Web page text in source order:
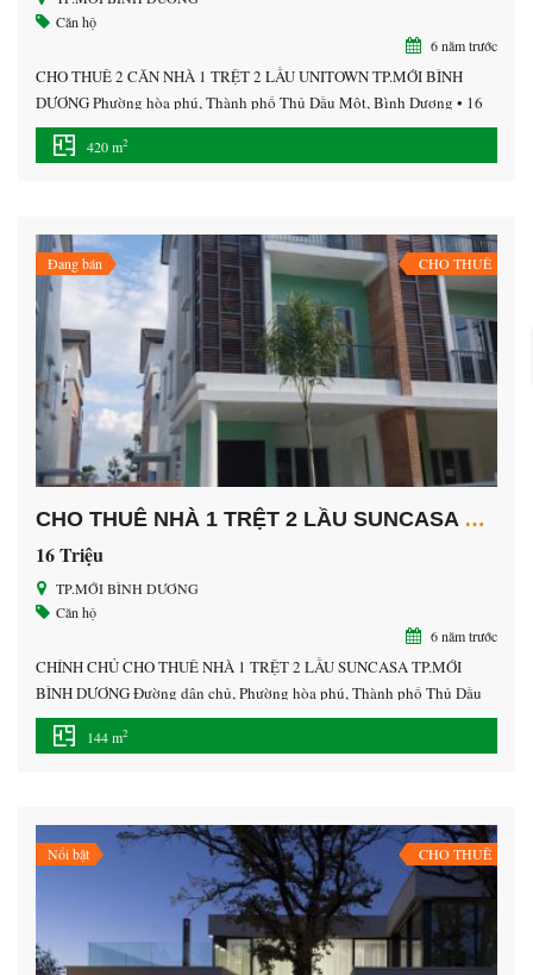
Căn hộ
6 năm trước
CHO THUÊ 2 CĂN NHÀ 1 TRỆT 2 LẦU UNITOWN TP.MỚI BÌNH
DƯƠNG Phường hòa phú, Thành phố Thủ Dầu Một, Bình Dương • 16
triệu/ tháng/ căn • Diện tích sàn: 420 m² • Vị trí : trung tâm thành phố
mới bình dương. • Nhà 1 trệt 2 lầu 1 sân thượng, • […]
420 m2
Đang bán CHO THUÊ
CHO THUÊ NHÀ 1 TRỆT 2 LẦU SUNCASA TP.MỚI BÌNH DƯƠNG
16 Triệu
TP.MỚI BÌNH DƯƠNG
Căn hộ
6 năm trước
CHÍNH CHỦ CHO THUÊ NHÀ 1 TRỆT 2 LẦU SUNCASA TP.MỚI
BÌNH DƯƠNG Đường dân chủ, Phường hòa phú, Thành phố Thủ Dầu
Một, Bình Dương • 16 triệu/tháng • Diện tích: 144 m² • Vị trí : trung
tâm thành phố mới bình dương. Nhà gần KCN VSIP 2 , Sóng Thần 3,
144 m2
Nổi bật CHO THUÊ